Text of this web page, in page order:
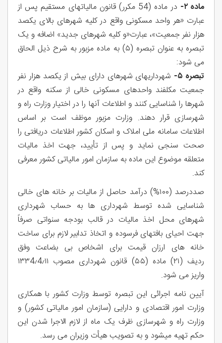
ماده ۲-
در ماده (54 مکرر) قانون مالیاتهای مستقیم پس از
عبارت «هر واحد مسکونی واقع در کلیه شهرهای بالای یکصد
هزار نفر جمعیت»، عبارت«و کلیه شهرهای جدید» اضافه و یک
تبصره به عنوان تبصره (۵) به ماده مزبور به شرح ذیل الحاق
می شود:
تبصره ۵-
شهرداریهای شهرهای دارای بیش از یکصد هزار نفر
جمعیت مکلفند واحدهای مسکونی خالی از سکنه واقع در
شهرها را شناسایی کنند و اطلاعات آنها را در اختیار وزارت راه و
شهرسازی قرار دهند. وزارت مزبور موظف است بر اساس
اطلاعات سامانه ملی املاک و اسکان کشور اطلاعات دریافتی را
صحت سنجی نماید و پس از تأیید، جهت اخذ مالیات
متعلقه موضوع این ماده به سازمان امور مالیاتی کشور معرفی
کند.
صددرصد (۱۰۰%) درآمد حاصل از مالیات بر خانه های خالی
شناسایی شده توسط شهرداری ها به حساب شهرداری
شهرهای محل اخذ مالیات در قالب بودجه سنواتی صرفاً
جهت احیای بافتهای فرسوده و اتخاذ تدابیر لازم برای ساخت
خانه های ارزان قیمت برای اشخاص بی بضاعت وفق
ردیف (۲۱) ماده (۵۵) قانون شهرداری مصوب ١٣٣4٫4٫١١
واریز می شود.
آیین نامه اجرائی این تبصره توسط وزارت کشور با همکاری
وزارت امور اقتصادی و دارایی (سازمان امور مالیاتی کشور) و
وزارت راه و شهرسازی ظرف یک ماه از لازم الاجرا شدن این
حکم تهیه میشود و به تصویب هیأت وزیران می رسد.